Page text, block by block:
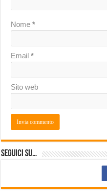
Nome*
Email*
Sito web
Seguici su…